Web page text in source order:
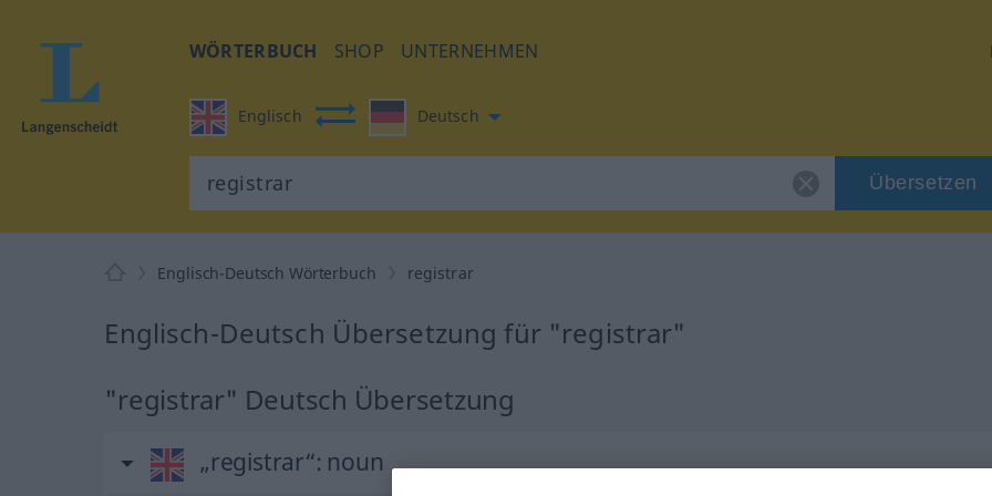
WÖRTERBUCH SHOP UNTERNEHMEN
Englisch Deutsch
Übersetzen
Englisch-Deutsch Wörterbuch registrar
Englisch-Deutsch Übersetzung für "registrar"
"registrar" Deutsch Übersetzung
„registrar“: noun